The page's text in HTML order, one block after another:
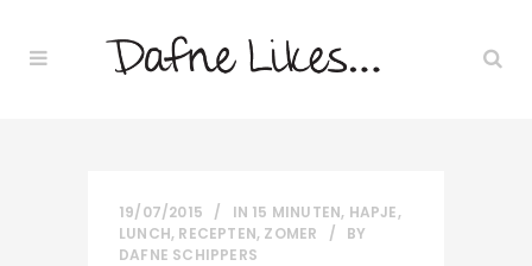
19/07/2015 IN 15 MINUTEN, HAPJE,
LUNCH, RECEPTEN, ZOMER
BY
DAFNE SCHIPPERS